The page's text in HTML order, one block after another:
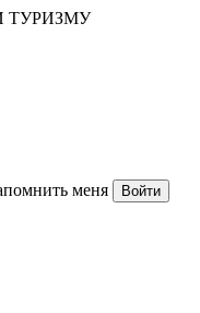
ТУРИЗМУ
меня